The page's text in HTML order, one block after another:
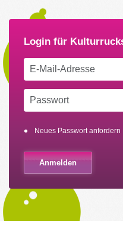
Neues Passwort anfordern